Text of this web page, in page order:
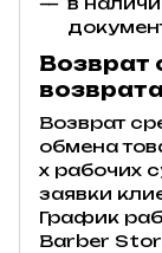
Возврат
Возврат
обмена
х рабочих
заявки
График
Barber